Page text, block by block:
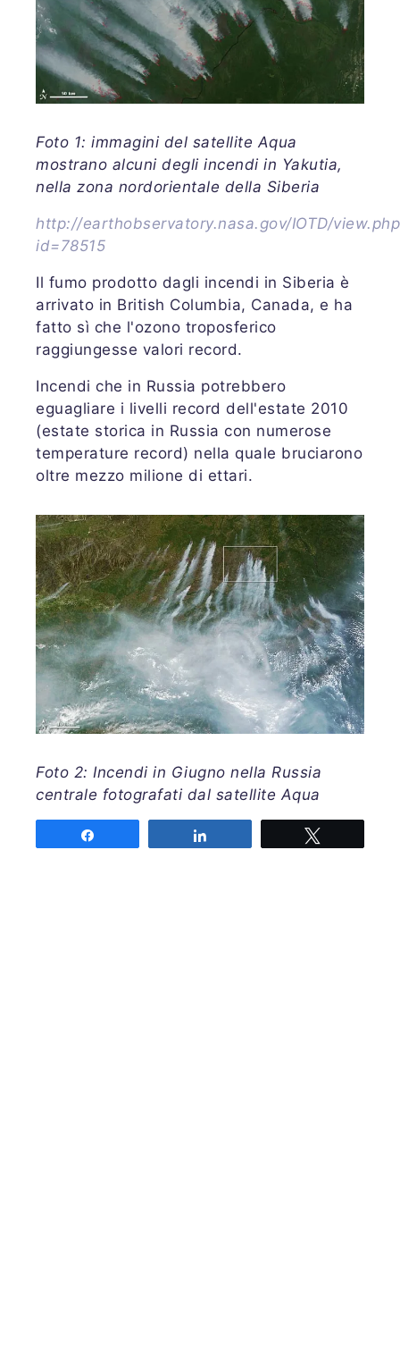
Foto 1: immagini del satellite Aqua
mostrano alcuni degli incendi in Yakutia,
nella zona nordorientale della Siberia
http://earthobservatory.nasa.gov/IOTD/
id=78515
Il fumo prodotto dagli incendi in Siberia è
arrivato in British Columbia, Canada, e ha
fatto sì che l'ozono troposferico
raggiungesse valori record.
Incendi che in Russia potrebbero
eguagliare i livelli record dell'estate 2010
(estate storica in Russia con numerose
temperature record) nella quale bruciarono
oltre mezzo milione di ettari.
Foto 2: Incendi in Giugno nella Russia
centrale fotografati dal satellite Aqua
http://earthobservatory.nasa.gov/IOTD/
id=78515